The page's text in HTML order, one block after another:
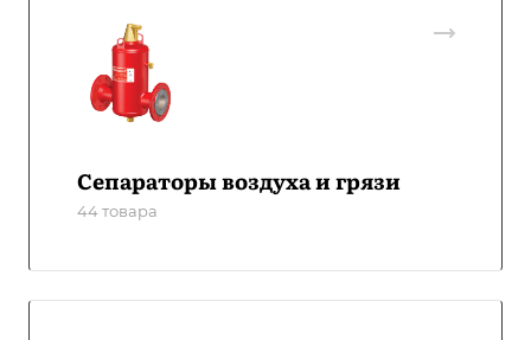
Сепараторы воздуха и грязи
44 товара